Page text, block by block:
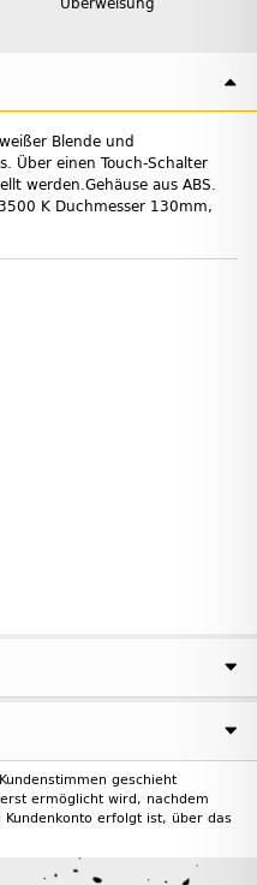
Blende und
Über einen Touch-Schalter
werden.Gehäuse aus ABS.
K Duchmesser 130mm,
geschieht
ermöglicht wird, nachdem
erfolgt ist, über das